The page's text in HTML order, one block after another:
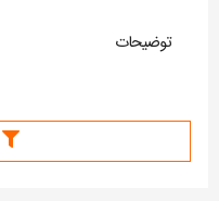
توضیحات